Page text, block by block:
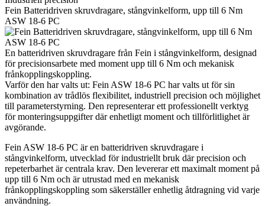
Fein Batteridriven skruvdragare, stångvinkelform, upp till 6 Nm
ASW 18-6 PC
En batteridriven skruvdragare från Fein i stångvinkelform, designad
för precisionsarbete med moment upp till 6 Nm och mekanisk
frånkopplingskoppling.
Varför den har valts ut: Fein ASW 18-6 PC har valts ut för sin
kombination av trådlös flexibilitet, industriell precision och möjlighet
till parameterstyrning. Den representerar ett professionellt verktyg
för monteringsuppgifter där enhetligt moment och tillförlitlighet är
avgörande.
Fein ASW 18-6 PC är en batteridriven skruvdragare i
stångvinkelform, utvecklad för industriellt bruk där precision och
repeterbarhet är centrala krav. Den levererar ett maximalt moment på
upp till 6 Nm och är utrustad med en mekanisk
frånkopplingskoppling som säkerställer enhetlig åtdragning vid varje
användning.